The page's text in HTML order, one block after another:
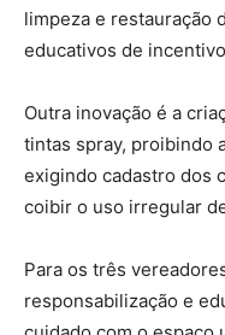
limpeza e restauração
educativos de
Outra inovação é a
tintas spray, proibindo
exigindo cadastro dos
coibir o uso irregular
Para os três
responsabilização e